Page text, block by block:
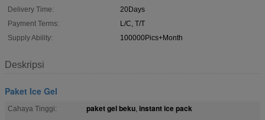
Delivery Time:
20Days
Payment Terms:
L/C, T/T
Supply Ability:
100000Pics+Month
Deskripsi
Paket Ice Gel
Cahaya Tinggi: paket gel beku, instant ice pack